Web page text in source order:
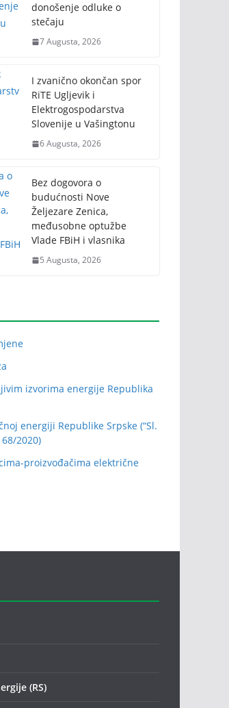
donošenje odluke o
stečaju
7 Augusta, 2026
I zvanično okončan spor
RiTE Ugljevik i
Elektrogospodarstva
Slovenije u Vašingtonu
6 Augusta, 2026
Bez dogovora o
budućnosti Nove
Željezare Zenica,
međusobne optužbe
Vlade FBiH i vlasnika
5 Augusta, 2026
izvorima energije Republika
energiji Republike Srpske (“Sl.
2020)
proizvođačima električne
(RS)